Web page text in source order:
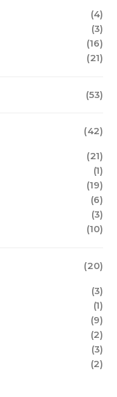
(4)
(3)
(16)
(21)
(53)
(42)
(21)
(1)
(19)
(6)
(3)
(10)
(20)
(3)
(1)
(9)
(2)
(3)
(2)